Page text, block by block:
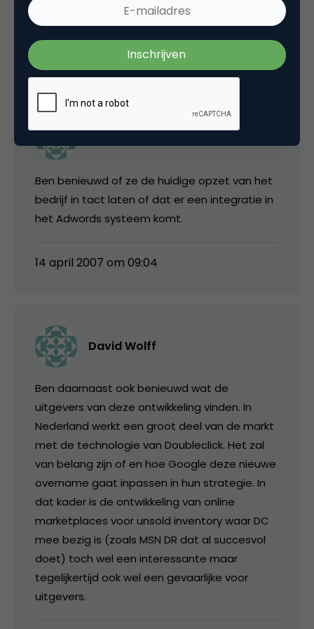
langzamerhand zal verdwijnen.
14 april 2007 om 07:26
Ben benieuwd of ze de huidige opzet van het
bedrijf in tact laten of dat er een integratie in
het Adwords systeem komt.
14 april 2007 om 09:04
David Wolff
Ben daarnaast ook benieuwd wat de
uitgevers van deze ontwikkeling vinden. In
Nederland werkt een groot deel van de markt
met de technologie van Doubleclick. Het zal
van belang zijn of en hoe Google deze nieuwe
overname gaat inpassen in hun strategie. In
dat kader is de ontwikkeling van online
marketplaces voor unsold inventory waar DC
mee bezig is (zoals MSN DR dat al succesvol
doet) toch wel een interessante maar
tegelijkertijd ook wel een gevaarlijke voor
uitgevers.